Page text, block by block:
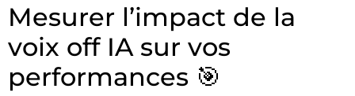
Mesurer l’impact de la
voix off IA sur vos
performances 🎯